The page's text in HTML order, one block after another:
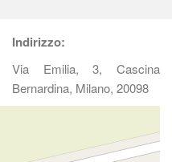
Indirizzo:
Via Emilia, 3, Cascina
Bernardina, Milano, 20098